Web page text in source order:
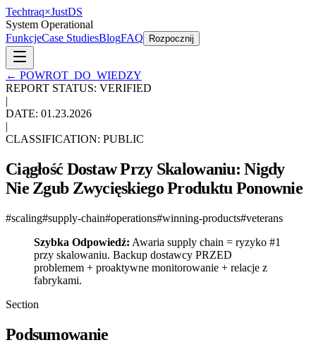
Techtraq×JustDS
System Operational
FunkcjeCase StudiesBlogFAQ Rozpocznij
← POWROT_DO_WIEDZY
REPORT STATUS: VERIFIED
|
DATE: 01.23.2026
|
CLASSIFICATION: PUBLIC
Ciągłość Dostaw Przy Skalowaniu: Nigdy
Nie Zgub Zwycięskiego Produktu Ponownie
#scaling#supply-chain#operations#winning-products#veterans
Szybka Odpowiedź: Awaria supply chain = ryzyko #1
przy skalowaniu. Backup dostawcy PRZED
problemem + proaktywne monitorowanie + relacje z
fabrykami.
Section
Podsumowanie